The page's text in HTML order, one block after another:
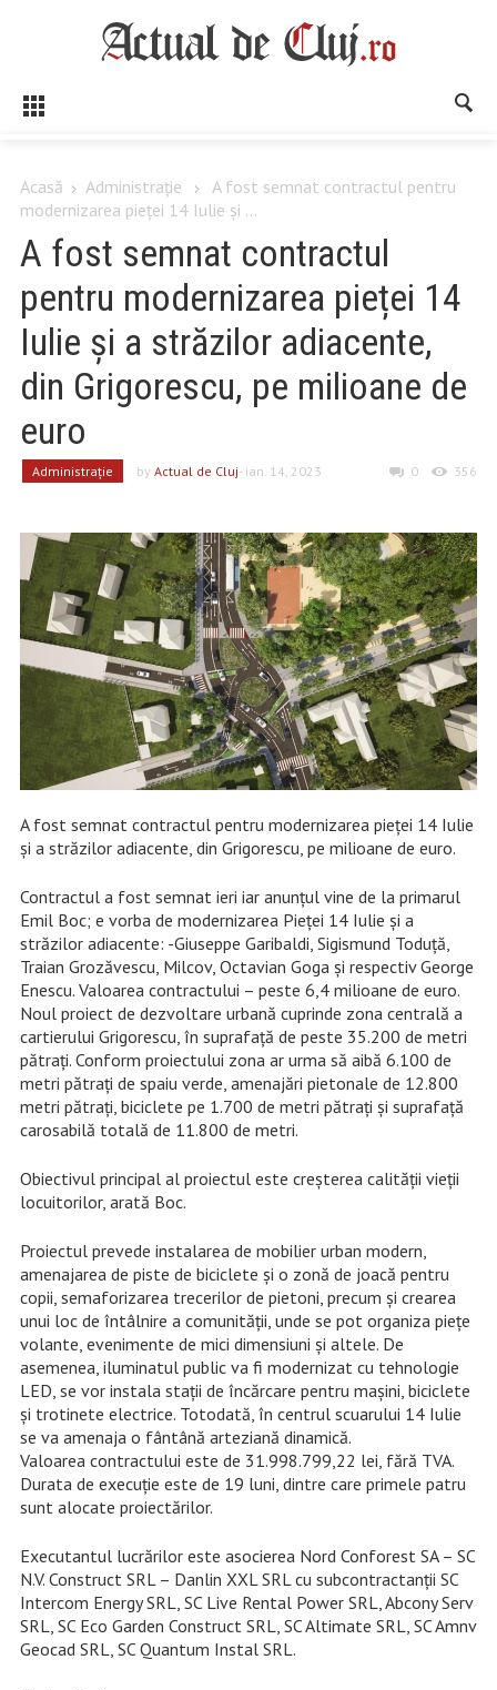
Acasă Administrație
A fost semnat contractul pentru
modernizarea pieței 14 Iulie și ...
A fost semnat contractul
pentru modernizarea pieței 14
Iulie și a străzilor adiacente,
din Grigorescu, pe milioane de
euro
Administrație by Actual de Cluj- ian. 14, 2023 0 356
A fost semnat contractul pentru modernizarea pieței 14 Iulie
și a străzilor adiacente, din Grigorescu, pe milioane de euro.
Contractul a fost semnat ieri iar anunțul vine de la primarul
Emil Boc; e vorba de modernizarea Pieței 14 Iulie și a
străzilor adiacente: -Giuseppe Garibaldi, Sigismund Toduță,
Traian Grozăvescu, Milcov, Octavian Goga și respectiv George
Enescu. Valoarea contractului – peste 6,4 milioane de euro.
Noul proiect de dezvoltare urbană cuprinde zona centrală a
cartierului Grigorescu, în suprafață de peste 35.200 de metri
pătrați. Conform proiectului zona ar urma să aibă 6.100 de
metri pătrați de spaiu verde, amenajări pietonale de 12.800
metri pătrați, biciclete pe 1.700 de metri pătrați și suprafață
carosabilă totală de 11.800 de metri.
Obiectivul principal al proiectul este creșterea calității vieții
locuitorilor, arată Boc.
Proiectul prevede instalarea de mobilier urban modern,
amenajarea de piste de biciclete și o zonă de joacă pentru
copii, semaforizarea trecerilor de pietoni, precum și crearea
unui loc de întâlnire a comunității, unde se pot organiza piețe
volante, evenimente de mici dimensiuni și altele. De
asemenea, iluminatul public va fi modernizat cu tehnologie
LED, se vor instala stații de încărcare pentru mașini, biciclete
și trotinete electrice. Totodată, în centrul scuarului 14 Iulie
se va amenaja o fântână arteziană dinamică.
Valoarea contractului este de 31.998.799,22 lei, fără TVA.
Durata de execuție este de 19 luni, dintre care primele patru
sunt alocate proiectărilor.
Executantul lucrărilor este asocierea Nord Conforest SA – SC
N.V. Construct SRL – Danlin XXL SRL cu subcontractanții SC
Intercom Energy SRL, SC Live Rental Power SRL, Abcony Serv
SRL, SC Eco Garden Construct SRL, SC Altimate SRL, SC Amnv
Geocad SRL, SC Quantum Instal SRL.